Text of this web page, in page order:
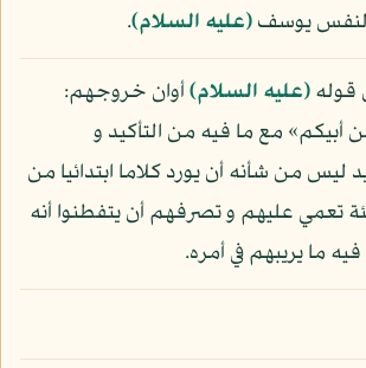
لنفس يوسف(عليه السلام).
قوله(عليه السلام)أوان خروجهم:
أبيكم» مع ما فيه من التأكيد و
ليس من شأنه أن يورد كلاما ابتدائيا من
تعمي عليهم و تصرفهم أن يتفطنوا أنه
ما يريبهم في أمره.